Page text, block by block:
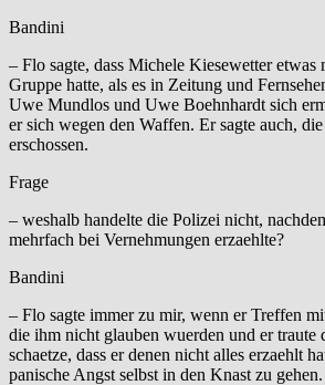
Bandini
– Flo sagte, dass Michele Kiesewetter etwas
Gruppe hatte, als es in Zeitung und
Uwe Mundlos und Uwe Boehnhardt sich
er sich wegen den Waffen. Er sagte auch,
erschossen.
Frage
– weshalb handelte die Polizei nicht,
mehrfach bei Vernehmungen erzaehlte?
Bandini
– Flo sagte immer zu mir, wenn er Treffen
die ihm nicht glauben wuerden und er traute
schaetze, dass er denen nicht alles erzaehlt
panische Angst selbst in den Knast zu gehen.